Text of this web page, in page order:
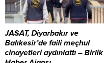
JASAT, Diyarbakır ve
Balıkesir’de faili meçhul
cinayetleri aydınlattı – Birlik